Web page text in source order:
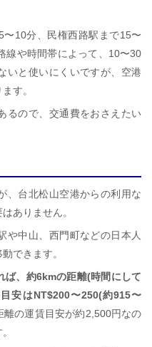
10分、民権西路駅まで15〜
線や時間帯によって、10〜30
いと使いにくいですが、空港
す。
るので、交通費をおさえたい
、台北松山空港からの利用な
ありません。
や中山、西門町などの日本人
できます。
ば、約6kmの距離(時間にして
安はNT$200〜250(約915〜
離の運賃目安が約2,500円なの